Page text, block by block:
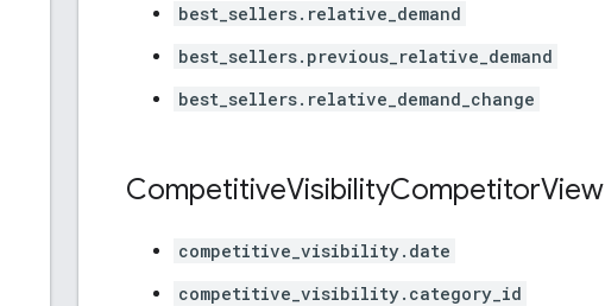
best_sellers.relative_demand
best_sellers.previous_relative_demand
best_sellers.relative_demand_change
CompetitiveVisibilityCompetitorView
competitive_visibility.date
competitive_visibility.category_id